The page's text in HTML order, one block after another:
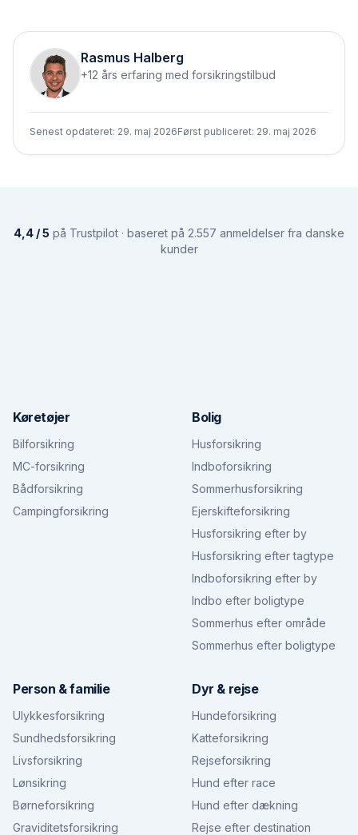
Rasmus Halberg
+12 års erfaring med forsikringstilbud
Senest opdateret: 29. maj 2026Først publiceret: 29. maj 2026
4,4 / 5 på Trustpilot · baseret på 2.557 anmeldelser fra danske
kunder
Køretøjer
Bilforsikring
MC-forsikring
Bådforsikring
Campingforsikring
Bolig
Husforsikring
Indboforsikring
Sommerhusforsikring
Ejerskifteforsikring
Husforsikring efter by
Husforsikring efter tagtype
Indboforsikring efter by
Indbo efter boligtype
Sommerhus efter område
Sommerhus efter boligtype
Person & familie
Ulykkesforsikring
Sundhedsforsikring
Livsforsikring
Lønsikring
Børneforsikring
Graviditetsforsikring
Dyr & rejse
Hundeforsikring
Katteforsikring
Rejseforsikring
Hund efter race
Hund efter dækning
Rejse efter destination